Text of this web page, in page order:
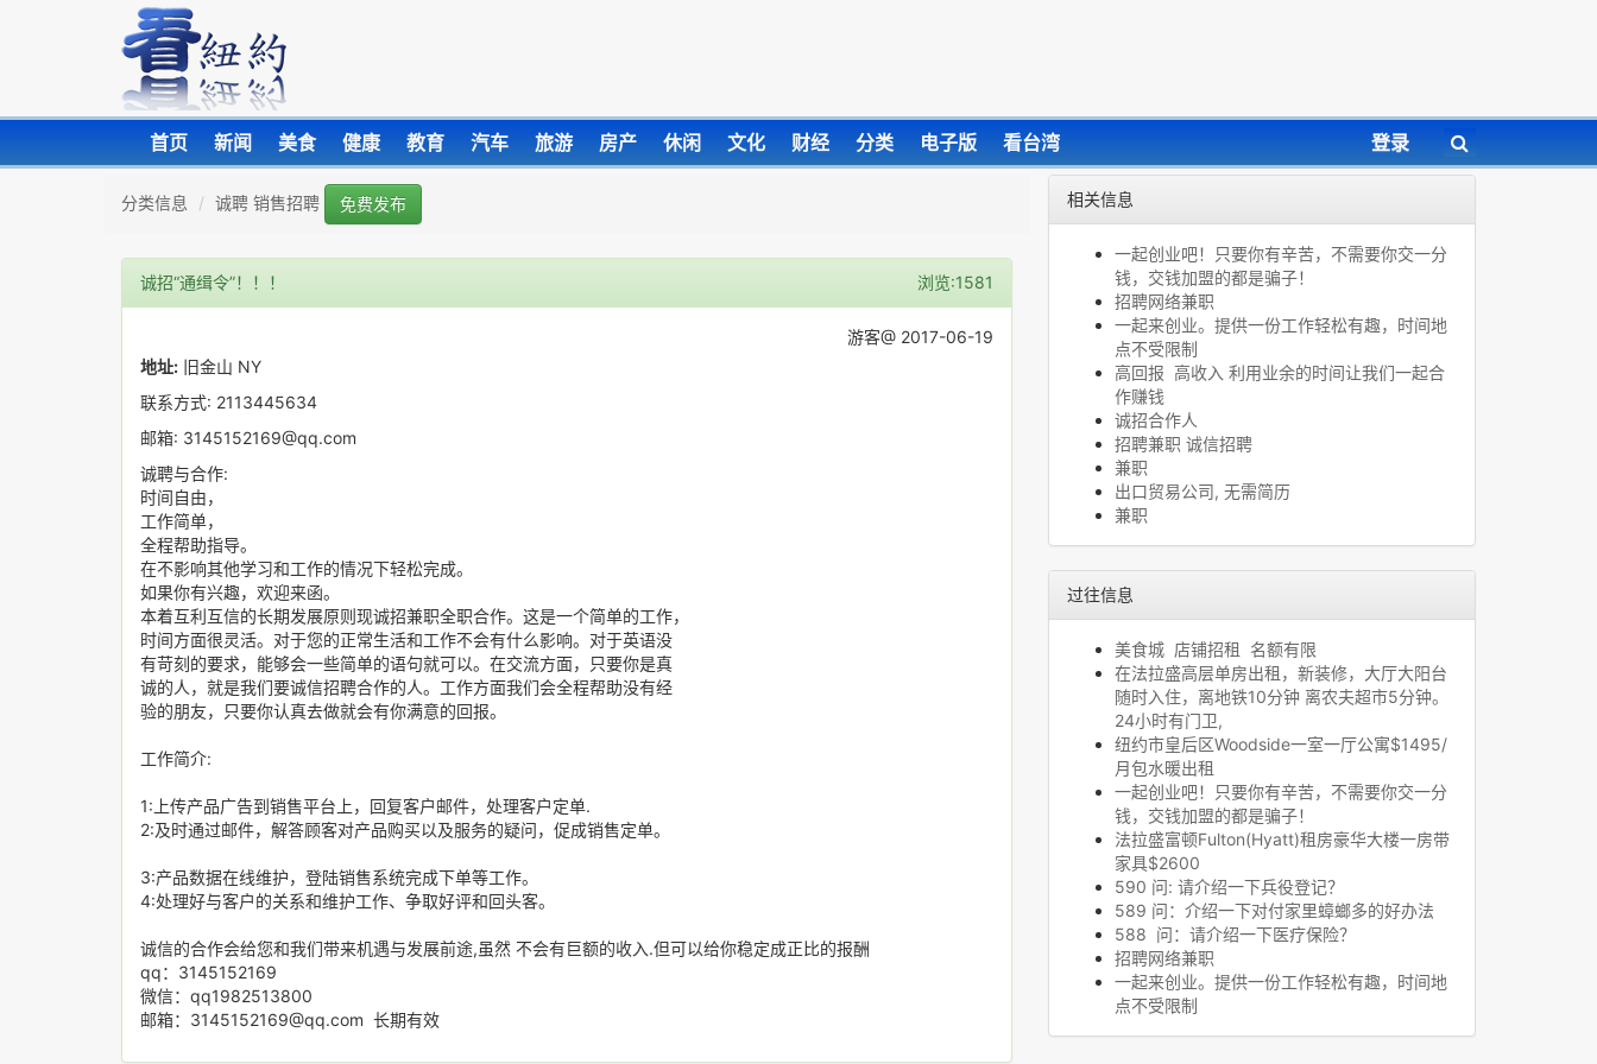
首页 新闻 美食 健康 教育 汽车 旅游 房产 休闲 文化 财经 分类 电子版 看台湾 登录
分类信息 诚聘 销售招聘 免费发布
诚招“通缉令”！！！ 浏览:1581
游客@ 2017-06-19
地址: 旧金山 NY
联系方式: 2113445634
邮箱: 3145152169@qq.com
诚聘与合作:
时间自由，
工作简单，
全程帮助指导。
在不影响其他学习和工作的情况下轻松完成。
如果你有兴趣，欢迎来函。
本着互利互信的长期发展原则现诚招兼职全职合作。这是一个简单的工作，
时间方面很灵活。对于您的正常生活和工作不会有什么影响。对于英语没
有苛刻的要求，能够会一些简单的语句就可以。在交流方面，只要你是真
诚的人，就是我们要诚信招聘合作的人。工作方面我们会全程帮助没有经
验的朋友，只要你认真去做就会有你满意的回报。
工作简介:
1:上传产品广告到销售平台上，回复客户邮件，处理客户定单.
2:及时通过邮件，解答顾客对产品购买以及服务的疑问，促成销售定单。
3:产品数据在线维护，登陆销售系统完成下单等工作。
4:处理好与客户的关系和维护工作、争取好评和回头客。
诚信的合作会给您和我们带来机遇与发展前途,虽然 不会有巨额的收入.但可以给你稳定成正比的报酬
qq：3145152169
微信：qq1982513800
邮箱：3145152169@qq.com 长期有效
相关信息
一起创业吧！只要你有辛苦，不需要你交一分
钱，交钱加盟的都是骗子！
招聘网络兼职
一起来创业。提供一份工作轻松有趣，时间地
点不受限制
高回报 高收入 利用业余的时间让我们一起合
作赚钱
诚招合作人
招聘兼职 诚信招聘
兼职
出口贸易公司, 无需简历
兼职
过往信息
美食城 店铺招租 名额有限
在法拉盛高层单房出租，新装修，大厅大阳台
随时入住，离地铁10分钟 离农夫超市5分钟。
24小时有门卫,
纽约市皇后区Woodside一室一厅公寓$1495/
月包水暖出租
一起创业吧！只要你有辛苦，不需要你交一分
钱，交钱加盟的都是骗子！
法拉盛富顿Fulton(Hyatt)租房豪华大楼一房带
家具$2600
590 问: 请介绍一下兵役登记？
589 问：介绍一下对付家里蟑螂多的好办法
588 问：请介绍一下医疗保险？
招聘网络兼职
一起来创业。提供一份工作轻松有趣，时间地
点不受限制